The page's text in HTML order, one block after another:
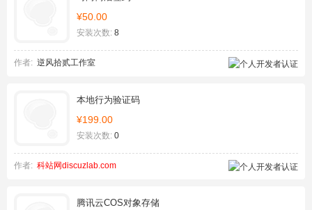
¥50.00
安装次数: 8
作者: 逆风拾贰工作室
本地行为验证码
¥199.00
安装次数: 0
作者: 科站网discuzlab.com
腾讯云COS对象存储